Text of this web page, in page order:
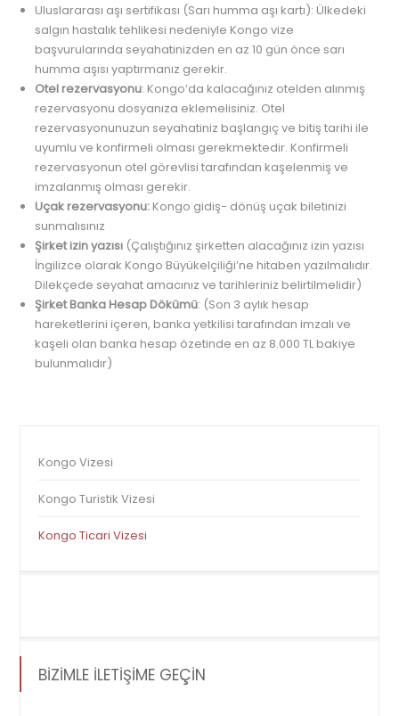
Uluslararası aşı sertifikası (Sarı humma aşı kartı): Ülkedeki
salgın hastalık tehlikesi nedeniyle Kongo vize
başvurularında seyahatinizden en az 10 gün önce sarı
humma aşısı yaptırmanız gerekir.
Otel rezervasyonu: Kongo’da kalacağınız otelden alınmış
rezervasyonu dosyanıza eklemelisiniz. Otel
rezervasyonunuzun seyahatiniz başlangıç ve bitiş tarihi ile
uyumlu ve konfirmeli olması gerekmektedir. Konfirmeli
rezervasyonun otel görevlisi tarafından kaşelenmiş ve
imzalanmış olması gerekir.
Uçak rezervasyonu: Kongo gidiş- dönüş uçak biletinizi
sunmalısınız
Şirket izin yazısı (Çalıştığınız şirketten alacağınız izin yazısı
İngilizce olarak Kongo Büyükelçiliği’ne hitaben yazılmalıdır.
Dilekçede seyahat amacınız ve tarihleriniz belirtilmelidir)
Şirket Banka Hesap Dökümü: (Son 3 aylık hesap
hareketlerini içeren, banka yetkilisi tarafından imzalı ve
kaşeli olan banka hesap özetinde en az 8.000 TL bakiye
bulunmalıdır)
Kongo Vizesi
Kongo Turistik Vizesi
Kongo Ticari Vizesi
BİZİMLE İLETİŞİME GEÇİN